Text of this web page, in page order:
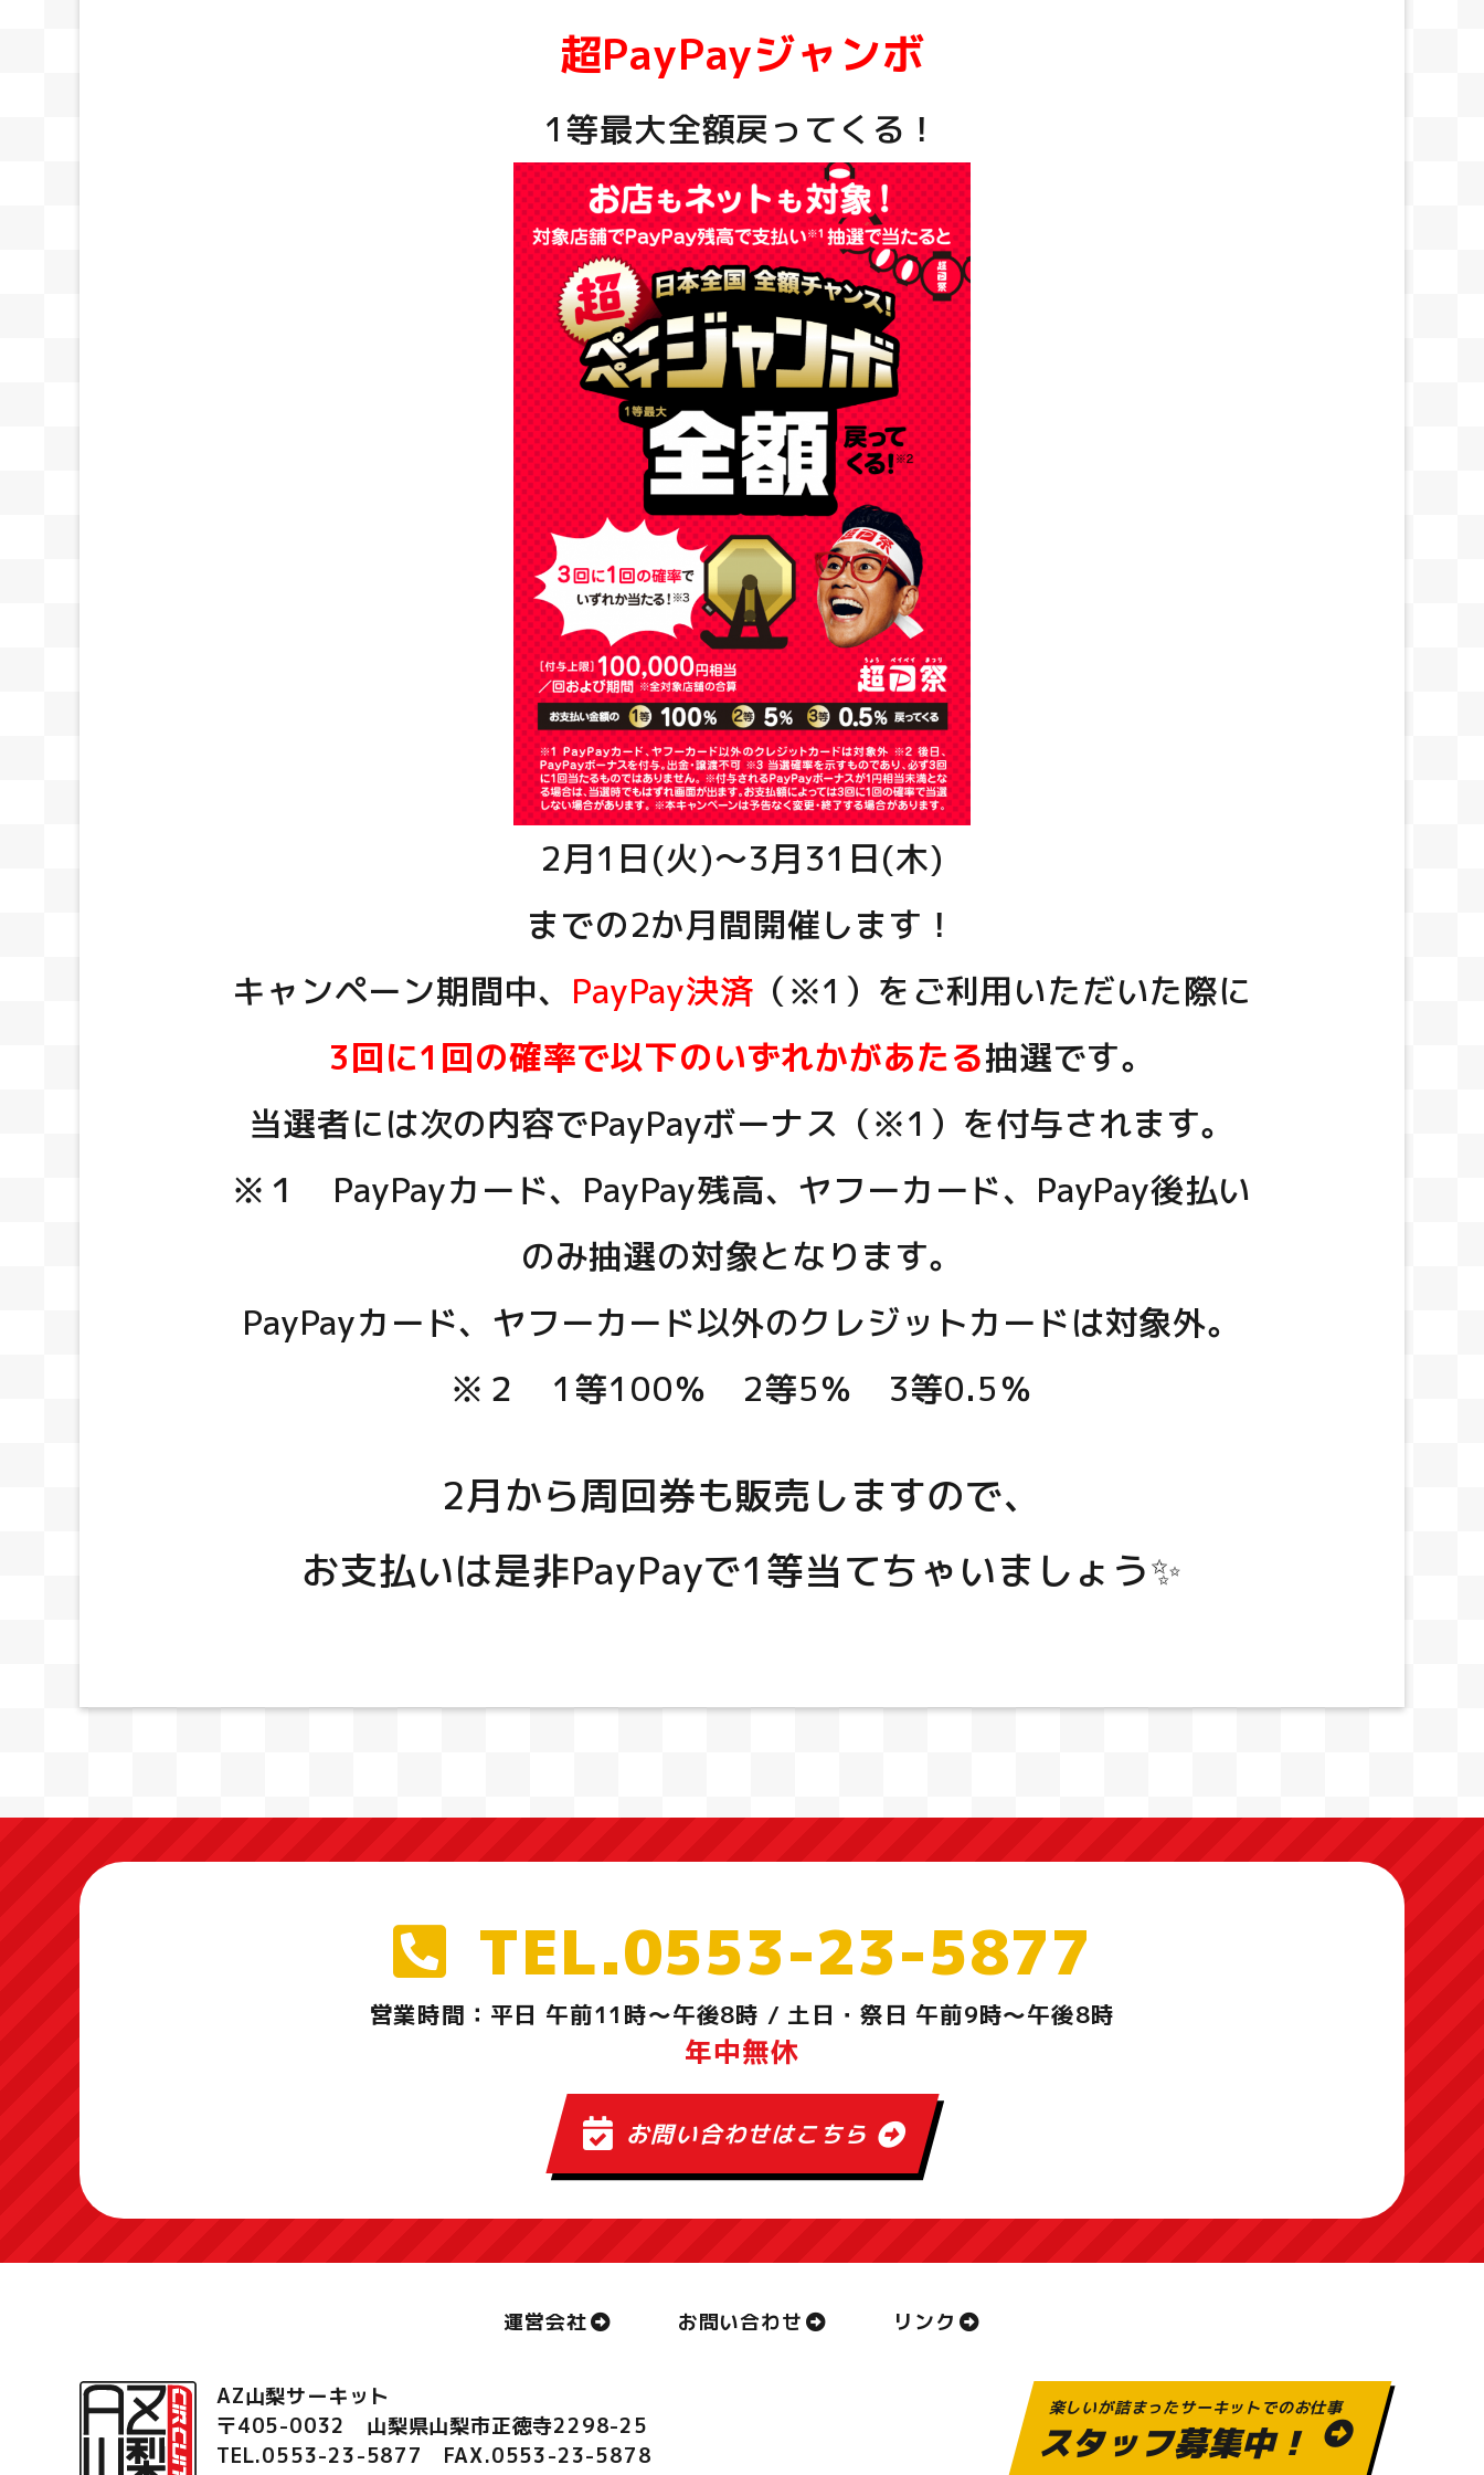
超PayPayジャンボ
1等最大全額戻ってくる！
2月1日(火)～3月31日(木)
までの2か月間開催します！
キャンペーン期間中、 PayPay決済 （※1）をご利用いただいた際に
3回に1回の確率で以下のいずれかがあたる抽選です。
当選者には次の内容でPayPayボーナス（※1）を付与されます。
※１ PayPayカード、PayPay残高、ヤフーカード、PayPay後払い
のみ抽選の対象となります。
PayPayカード、ヤフーカード以外のクレジットカードは対象外。
※２ 1等100％ 2等5％ 3等0.5％
2月から周回券も販売しますので、
お支払いは是非PayPayで1等当てちゃいましょう✨
TEL.0553-23-5877
営業時間：平日 午前11時～午後8時 / 土日・祭日 午前9時～午後8時
年中無休
お問い合わせはこちら
運営会社 お問い合わせ リンク
楽しいが詰まったサーキットでのお仕事
スタッフ募集中！
AZ山梨サーキット
〒405-0032 山梨県山梨市正徳寺2298-25
TEL.0553-23-5877
FAX.0553-23-5878